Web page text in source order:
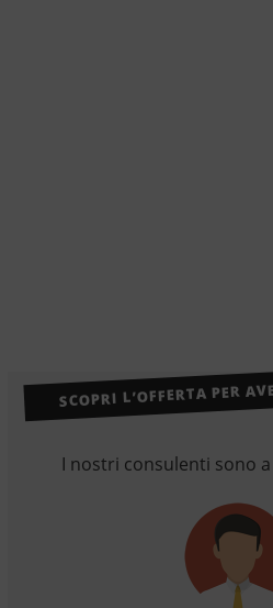
SCOPRI L’OFFERTA PER
I nostri consulenti sono